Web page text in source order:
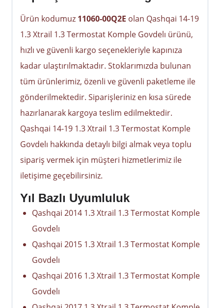
Ürün kodumuz 11060-00Q2E olan Qashqai 14-19
1.3 Xtrail 1.3 Termostat Komple Govdelı ürünü,
hızlı ve güvenli kargo seçenekleriyle kapınıza
kadar ulaştırılmaktadır. Stoklarımızda bulunan
tüm ürünlerimiz, özenli ve güvenli paketleme ile
gönderilmektedir. Siparişleriniz en kısa sürede
hazırlanarak kargoya teslim edilmektedir.
Qashqai 14-19 1.3 Xtrail 1.3 Termostat Komple
Govdelı hakkında detaylı bilgi almak veya toplu
sipariş vermek için müşteri hizmetlerimiz ile
iletişime geçebilirsiniz.
Yıl Bazlı Uyumluluk
Qashqai 2014 1.3 Xtrail 1.3 Termostat Komple
Govdelı
Qashqai 2015 1.3 Xtrail 1.3 Termostat Komple
Govdelı
Qashqai 2016 1.3 Xtrail 1.3 Termostat Komple
Govdelı